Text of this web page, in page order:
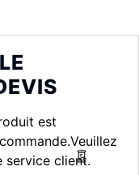
est
service client.